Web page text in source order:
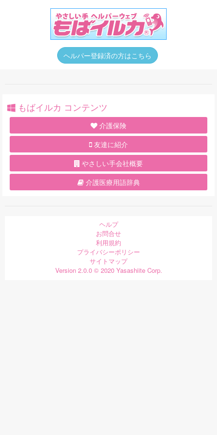
ヘルパー登録済の方はこちら
もばイルカ コンテンツ
介護保険
友達に紹介
やさしい手会社概要
介護医療用語辞典
ヘルプ
お問合せ
利用規約
プライバシーポリシー
サイトマップ
Version 2.0.0 © 2020 Yasashiite Corp.